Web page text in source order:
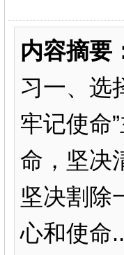
内容摘要
习一、选
牢记使命
命，坚决
坚决割除
心和使命